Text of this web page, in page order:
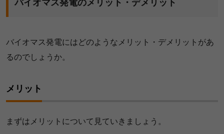
バイオマス発電のメリット・デメリット
バイオマス発電にはどのようなメリット・デメリットがあ
るのでしょうか。
メリット
まずはメリットについて見ていきましょう。